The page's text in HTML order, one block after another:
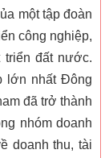
một tập đoàn
công nghiệp,
đất nước.
lớn nhất Đông
đã trở thành
nhóm doanh
doanh thu, tài